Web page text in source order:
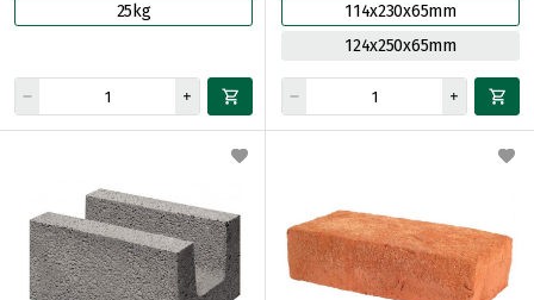
25kg
114x230x65mm
124x250x65mm